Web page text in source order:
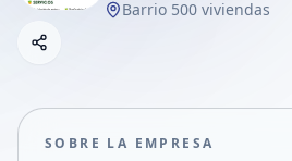
Barrio 500 viviendas
Compartir empresa
SOBRE LA EMPRESA